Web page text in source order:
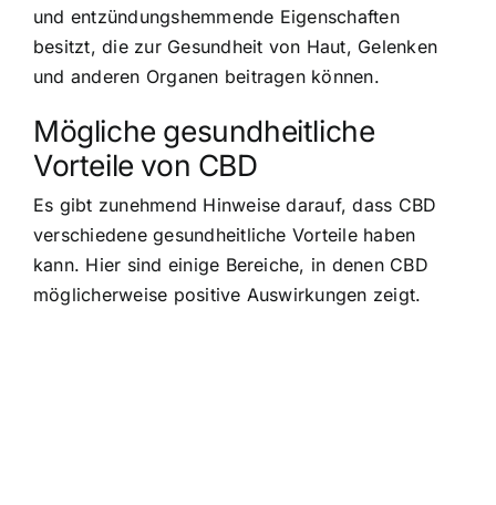
und entzündungshemmende Eigenschaften
besitzt, die zur Gesundheit von Haut, Gelenken
und anderen Organen beitragen können.
Mögliche gesundheitliche
Vorteile von CBD
Es gibt zunehmend Hinweise darauf, dass CBD
verschiedene gesundheitliche Vorteile haben
kann. Hier sind einige Bereiche, in denen CBD
möglicherweise positive Auswirkungen zeigt.